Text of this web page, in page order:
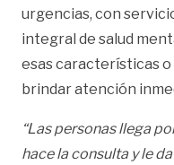
urgencias, con
integral de salud
esas características
brindar atención
“Las personas llega
hace la consulta y le